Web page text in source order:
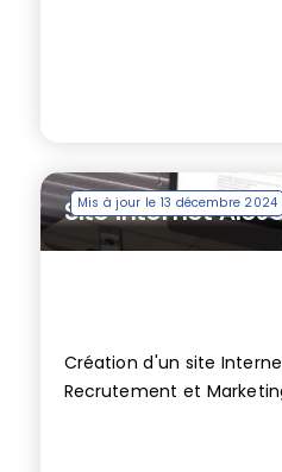
Mis à jour le 13 décembre 2024
Site internet
Création d'un site
Recrutement et